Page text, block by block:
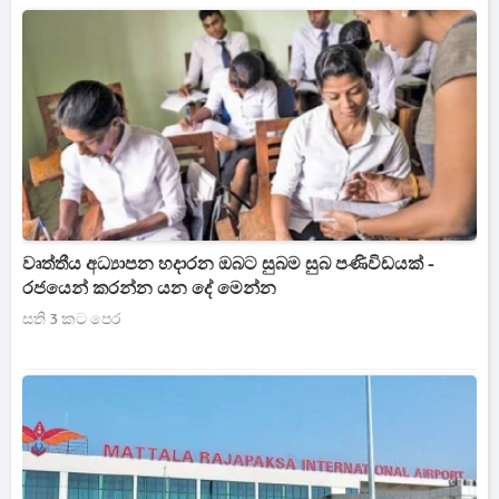
වෘත්තීය අධ්‍යාපන හදාරන ඔබට සුබම සුබ පණිවිඩයක් -
රජයෙන් කරන්න යන දේ මෙන්න
සති 3 කට පෙර